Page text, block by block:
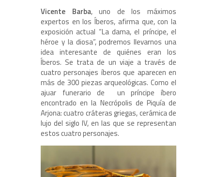
Vicente Barba, uno de los máximos
expertos en los Íberos, afirma que, con la
exposición actual “La dama, el príncipe, el
héroe y la diosa”, podremos llevarnos una
idea interesante de quiénes eran los
Íberos. Se trata de un viaje a través de
cuatro personajes íberos que aparecen en
más de 300 piezas arqueológicas. Como el
ajuar funerario de
un príncipe íbero
encontrado en la Necrópolis de Piquía de
Arjona: cuatro cráteras griegas, cerámica de
lujo del siglo IV, en las que se representan
estos cuatro personajes.